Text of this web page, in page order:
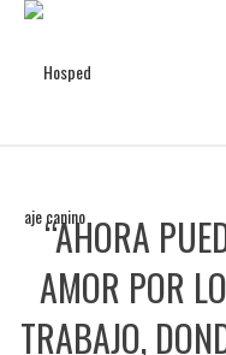
“AHORA
AMOR POR
TRABAJO,